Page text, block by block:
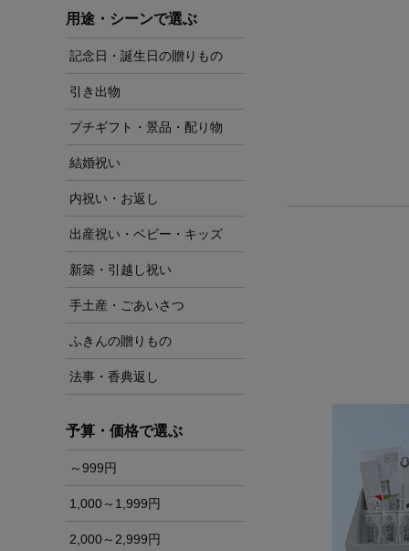
用途・シーンで選ぶ
記念日・誕生日の贈りもの
引き出物
プチギフト・景品・配り物
結婚祝い
内祝い・お返し
出産祝い・ベビー・キッズ
新築・引越し祝い
手土産・ごあいさつ
ふきんの贈りもの
法事・香典返し
予算・価格で選ぶ
～999円
1,000～1,999円
2,000～2,999円